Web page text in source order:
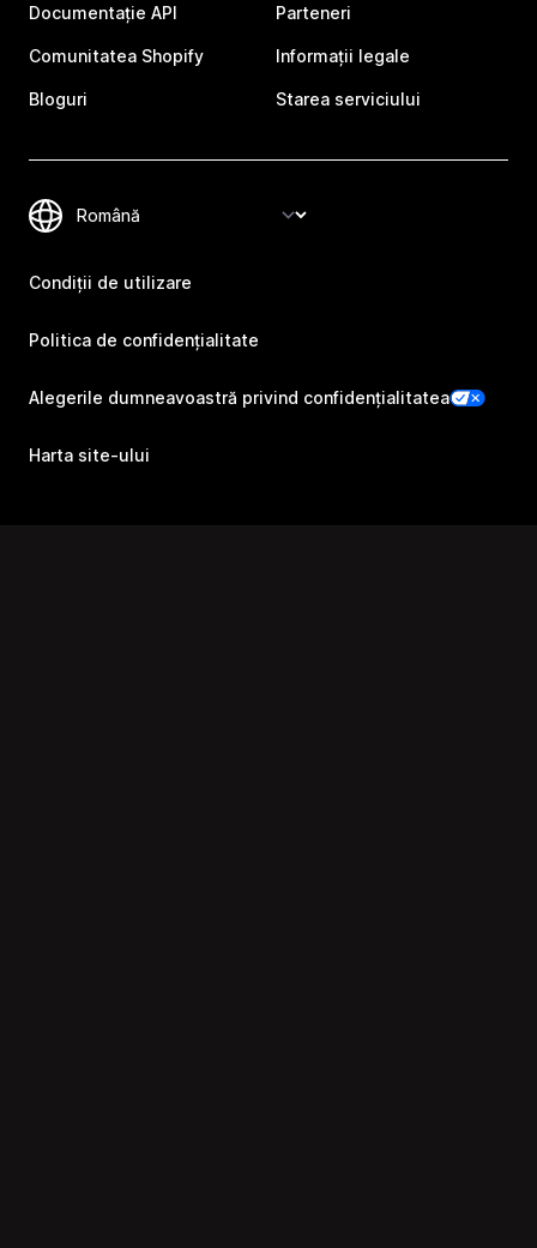
Documentație API
Comunitatea Shopify
Bloguri
Parteneri
Informații legale
Starea serviciului
Condiții de utilizare
Politica de confidențialitate
Alegerile dumneavoastră privind confidențialitatea
Harta site-ului